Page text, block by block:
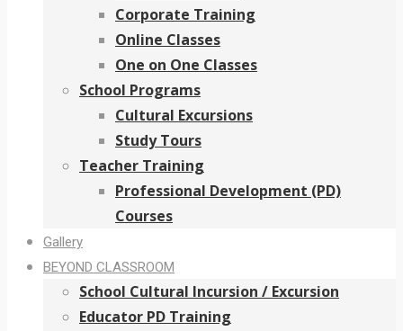
Corporate Training
Online Classes
One on One Classes
School Programs
Cultural Excursions
Study Tours
Teacher Training
Professional Development (PD)
Courses
Gallery
BEYOND CLASSROOM
School Cultural Incursion / Excursion
Educator PD Training